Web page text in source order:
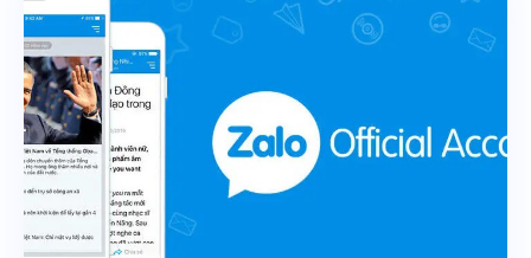
doanh nghiệp?